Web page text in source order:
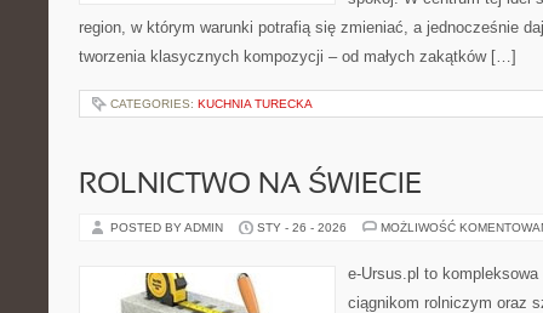
region, w którym warunki potrafią się zmieniać, a jednocześnie
tworzenia klasycznych kompozycji – od małych zakątków […]
CATEGORIES: KUCHNIA TURECKA
ROLNICTWO NA ŚWIECIE
POSTED BY ADMIN STY - 26 - 2026 MOŻLIWOŚĆ
e-Ursus.pl to
ciągnikom rolniczym oraz